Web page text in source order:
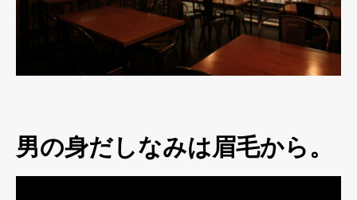
男の身だしなみは眉毛から。